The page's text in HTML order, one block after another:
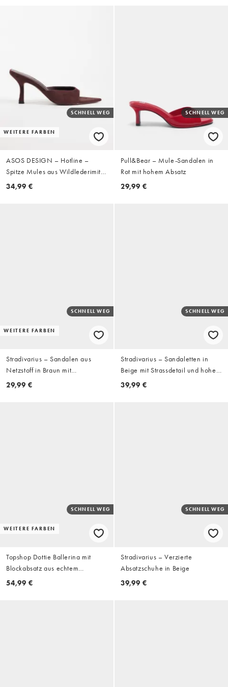
WEITERE FARBEN
SCHNELL WEG
ASOS DESIGN – Hotline –
Spitze Mules aus Wildlederimitat
in Schokobraun mit Absatz
34,99 €
SCHNELL WEG
Pull&Bear – Mule-Sandalen in
Rot mit hohem Absatz
29,99 €
WEITERE FARBEN
SCHNELL WEG
Stradivarius – Sandalen aus
Netzstoff in Braun mit
Stilettoabsatz
29,99 €
SCHNELL WEG
Stradivarius – Sandaletten in
Beige mit Strassdetail und hohem
Absatz
39,99 €
WEITERE FARBEN
SCHNELL WEG
Topshop Dottie Ballerina mit
Blockabsatz aus echtem
Wildleder in Taupe
54,99 €
SCHNELL WEG
Stradivarius – Verzierte
Absatzschuhe in Beige
39,99 €